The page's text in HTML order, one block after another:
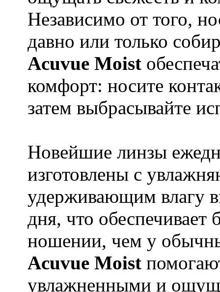
Независимо от того,
давно или только
Acuvue Moist
комфорт: носите
затем выбрасывайте
Новейшие линзы
изготовлены с
удерживающим влагу
дня, что
ношении, чем у
Acuvue Moist
увлажненными и